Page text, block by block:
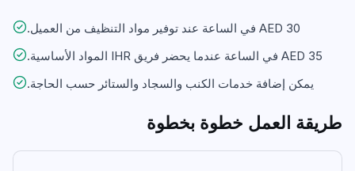
AED 30 في الساعة عند توفير مواد التنظيف من العميل.
AED 35 في الساعة عندما يحضر فريق IHR المواد الأساسية.
يمكن إضافة خدمات الكنب والسجاد والستائر حسب الحاجة.
طريقة العمل خطوة بخطوة